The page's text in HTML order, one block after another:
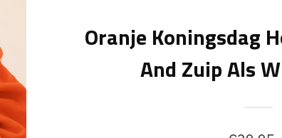
Oranje Koningsdag
And Zuip Als